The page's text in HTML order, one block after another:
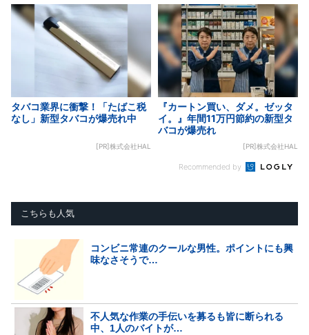
タバコ業界に衝撃！「たばこ税
なし」新型タバコが爆売れ中
[PR]株式会社HAL
『カートン買い、ダメ。ゼッタ
イ。』年間11万円節約の新型タ
バコが爆売れ
[PR]株式会社HAL
Recommended by
こちらも人気
コンビニ常連のクールな男性。ポイントにも興
味なさそうで…
不人気な作業の手伝いを募るも皆に断られる
中、1人のバイトが…